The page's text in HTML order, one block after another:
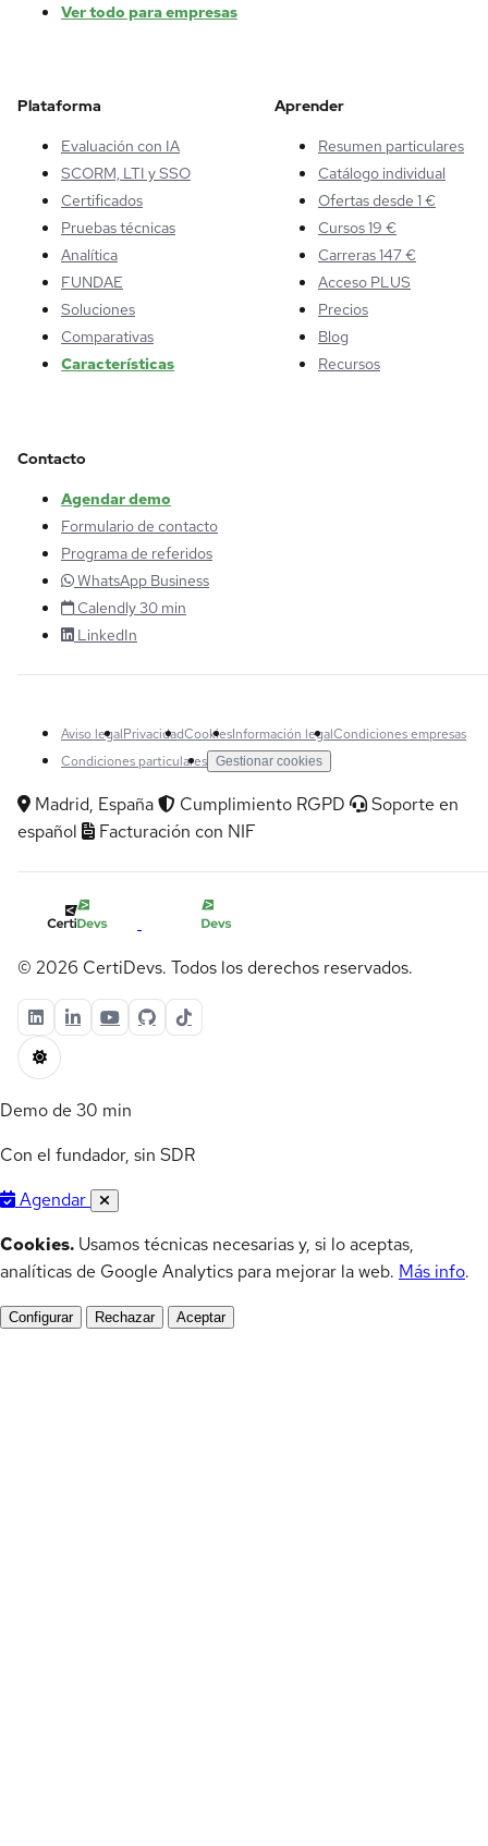
Ver todo para empresas
Plataforma
Evaluación con IA
SCORM, LTI y SSO
Certificados
Pruebas técnicas
Analítica
FUNDAE
Soluciones
Comparativas
Características
Aprender
Resumen particulares
Catálogo individual
Ofertas desde 1 €
Cursos 19 €
Carreras 147 €
Acceso PLUS
Precios
Blog
Recursos
Contacto
Agendar demo
Formulario de contacto
Programa de referidos
WhatsApp Business
Calendly 30 min
LinkedIn
Aviso legalPrivacidadCookiesInformación legalCondiciones empresas
Condiciones particulares Gestionar cookies
Madrid, España Cumplimiento RGPD
Soporte en
español
Facturación con NIF
© 2026 CertiDevs. Todos los derechos reservados.
Demo de 30 min
Con el fundador, sin SDR
Agendar
Cookies. Usamos técnicas necesarias y, si lo aceptas,
analíticas de Google Analytics para mejorar la web. Más info.
Configurar Rechazar Aceptar